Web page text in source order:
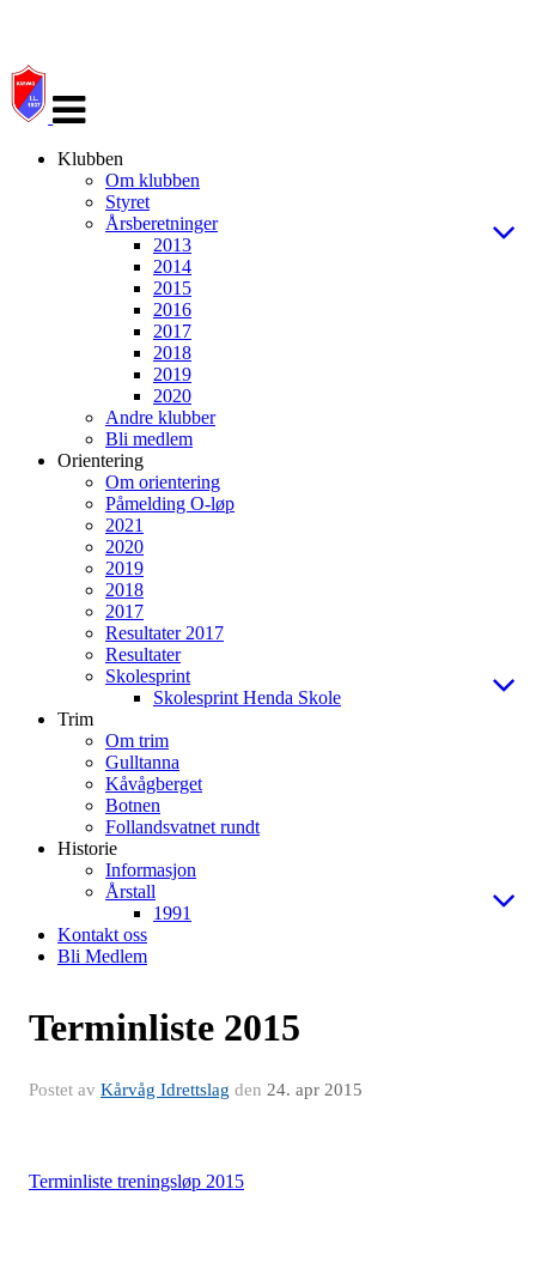
navigasjon
Klubben
Om klubben
Styret
Årsberetninger
2013
2014
2015
2016
2017
2018
2019
2020
Andre klubber
Bli medlem
Orientering
Om orientering
Påmelding O-løp
2021
2020
2019
2018
2017
Resultater 2017
Resultater
Skolesprint
Skolesprint Henda Skole
Trim
Om trim
Gulltanna
Kåvågberget
Botnen
Follandsvatnet rundt
Historie
Informasjon
Årstall
1991
Kontakt oss
Bli Medlem
Terminliste 2015
Postet av Kårvåg Idrettslag den 24. apr 2015
Terminliste treningsløp 2015